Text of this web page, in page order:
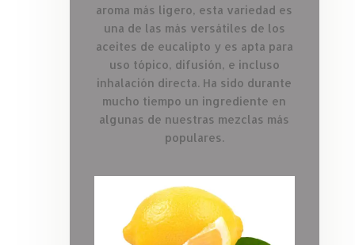
aroma más ligero, esta variedad es
una de las más versátiles de los
aceites de eucalipto y es apta para
uso tópico, difusión, e incluso
inhalación directa. Ha sido durante
mucho tiempo un ingrediente en
algunas de nuestras mezclas más
populares.